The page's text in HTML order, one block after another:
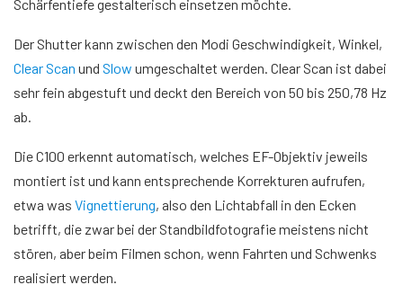
Schärfentiefe gestalterisch einsetzen möchte.
Der Shutter kann zwischen den Modi Geschwindigkeit, Winkel,
Clear Scan und Slow umgeschaltet werden. Clear Scan ist dabei
sehr fein abgestuft und deckt den Bereich von 50 bis 250,78 Hz
ab.
Die C100 erkennt automatisch, welches EF-Objektiv jeweils
montiert ist und kann entsprechende Korrekturen aufrufen,
etwa was Vignettierung, also den Lichtabfall in den Ecken
betrifft, die zwar bei der Standbildfotografie meistens nicht
stören, aber beim Filmen schon, wenn Fahrten und Schwenks
realisiert werden.